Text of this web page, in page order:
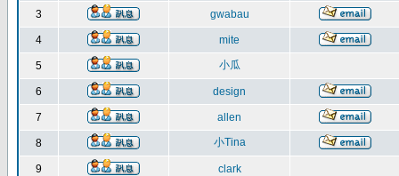
3 gwabau
4 mite
5 小瓜
6 design
7 allen
8 小Tina
9 clark